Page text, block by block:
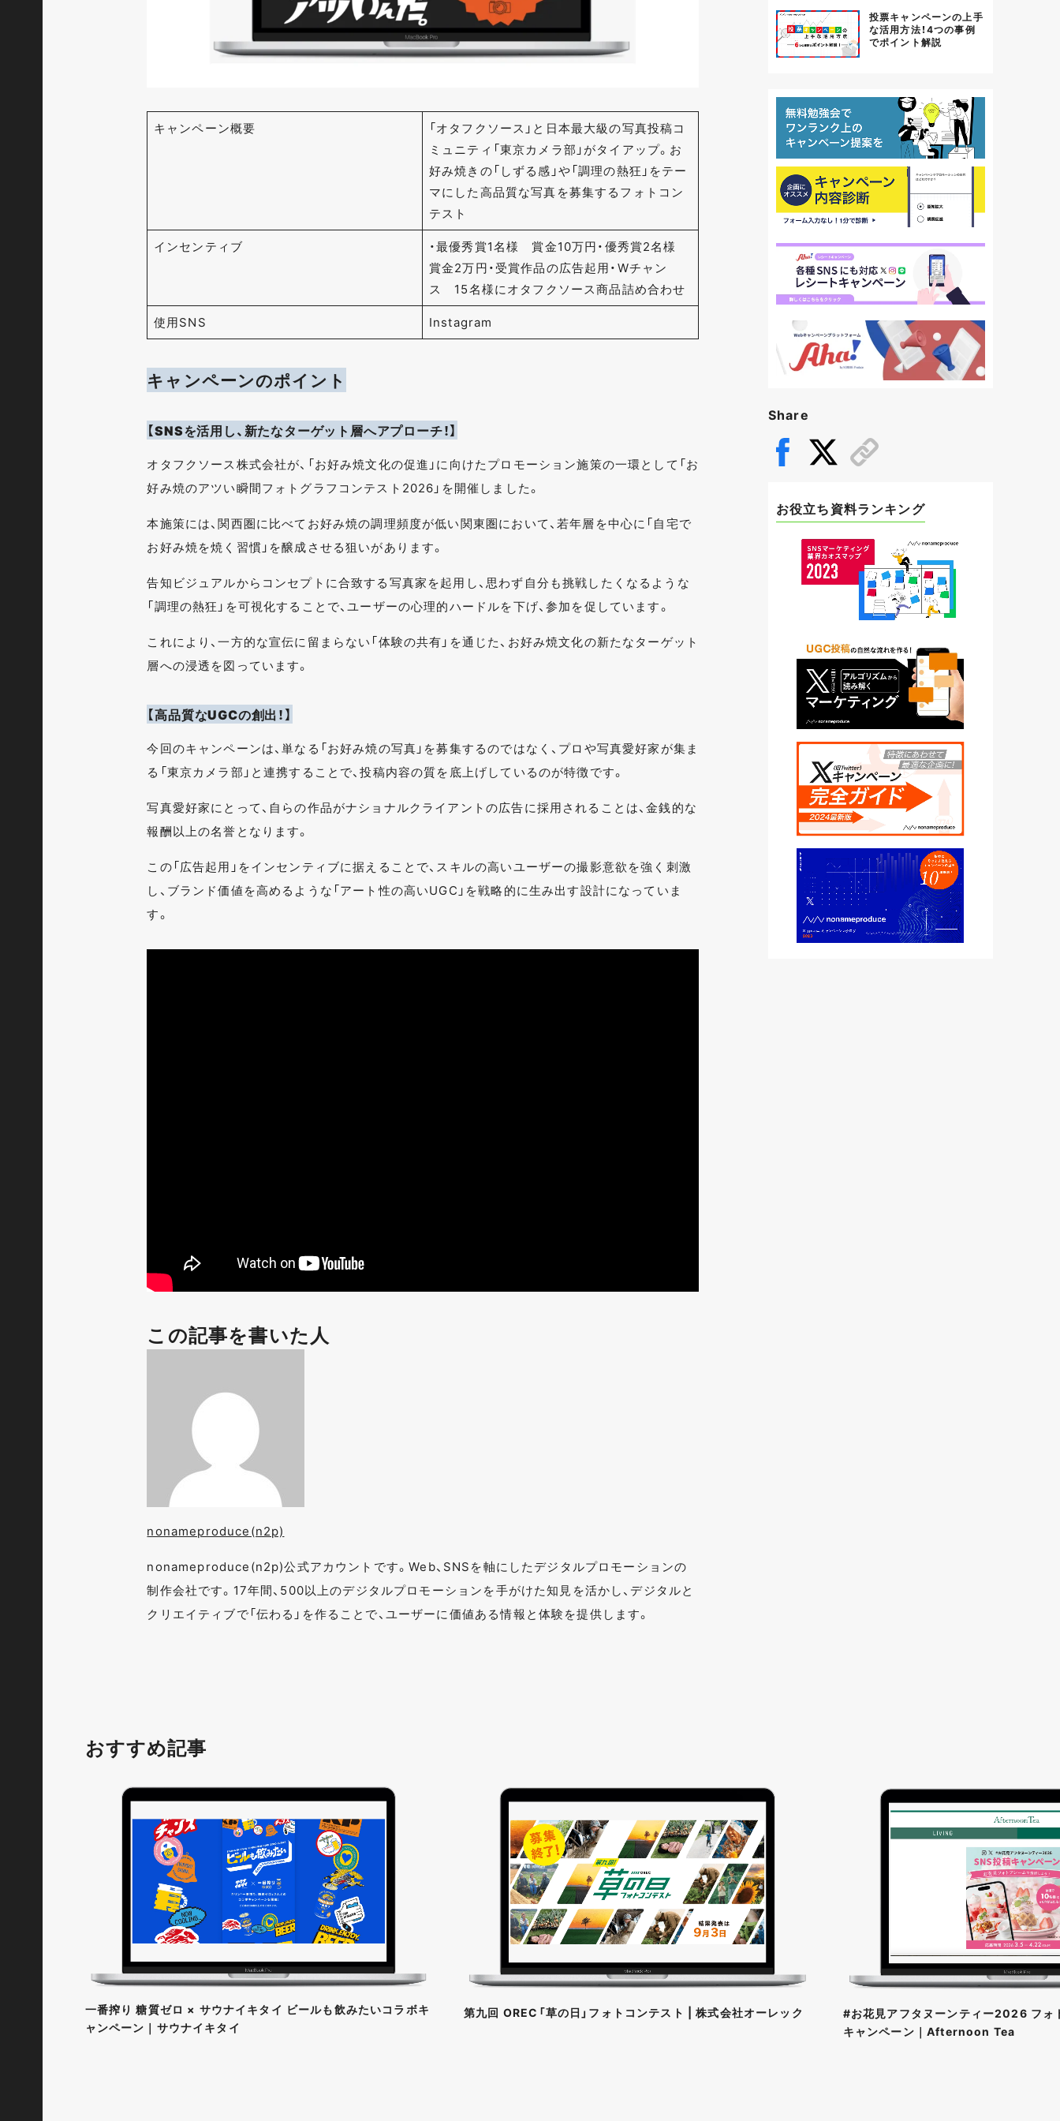
キャンペーン概要
「オタフクソース」と日本最大級の写真投稿コ
ミュニティ「東京カメラ部」がタイアップ。お
好み焼きの「しずる感」や「調理の熱狂」をテー
マにした高品質な写真を募集するフォトコン
テスト
インセンティブ
・最優秀賞1名様 賞金10万円・優秀賞2名様
賞金2万円・受賞作品の広告起用・Wチャン
ス 15名様にオタフクソース商品詰め合わせ
使用SNS
Instagram
キャンペーンのポイント
【SNSを活用し、新たなターゲット層へアプローチ！】
オタフクソース株式会社が、「お好み焼文化の促進」に向けたプロモーション施策の一環として「お
好み焼のアツい瞬間フォトグラフコンテスト2026」を開催しました。
本施策には、関西圏に比べてお好み焼の調理頻度が低い関東圏において、若年層を中心に「自宅で
お好み焼を焼く習慣」を醸成させる狙いがあります。
告知ビジュアルからコンセプトに合致する写真家を起用し、思わず自分も挑戦したくなるような
「調理の熱狂」を可視化することで、ユーザーの心理的ハードルを下げ、参加を促しています。
これにより、一方的な宣伝に留まらない「体験の共有」を通じた、お好み焼文化の新たなターゲット
層への浸透を図っています。
【高品質なUGCの創出！】
今回のキャンペーンは、単なる「お好み焼の写真」を募集するのではなく、プロや写真愛好家が集ま
る「東京カメラ部」と連携することで、投稿内容の質を底上げしているのが特徴です。
写真愛好家にとって、自らの作品がナショナルクライアントの広告に採用されることは、金銭的な
報酬以上の名誉となります。
この「広告起用」をインセンティブに据えることで、スキルの高いユーザーの撮影意欲を強く刺激
し、ブランド価値を高めるような「アート性の高いUGC」を戦略的に生み出す設計になっていま
す。
この記事を書いた人
nonameproduce(n2p)
nonameproduce(n2p)公式アカウントです。Web、SNSを軸にしたデジタルプロモーションの
制作会社です。17年間、500以上のデジタルプロモーションを手がけた知見を活かし、デジタルと
クリエイティブで「伝わる」を作ることで、ユーザーに価値ある情報と体験を提供します。
投票キャンペーンの上手
な活用方法！4つの事例
でポイント解説
Share
お役立ち資料ランキング
おすすめ記事
一番搾り 糖質ゼロ × サウナイキタイ ビールも飲みたいコラボキ
ャンペーン｜サウナイキタイ
第九回 OREC「草の日」フォトコンテスト | 株式会社オーレック
#お花見アフタヌーンティー2026 フォ
キャンペーン｜Afternoon Tea